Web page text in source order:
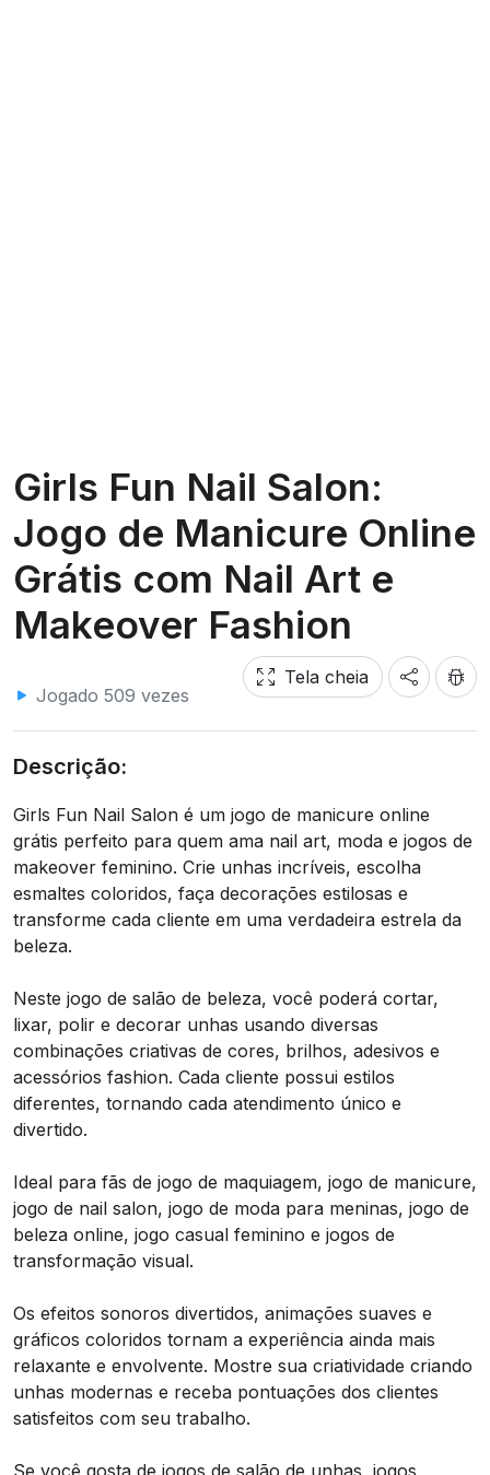
Girls Fun Nail Salon:
Jogo de Manicure Online
Grátis com Nail Art e
Makeover Fashion
Jogado 509 vezes
Tela cheia
Descrição:
Girls Fun Nail Salon é um jogo de manicure online
grátis perfeito para quem ama nail art, moda e jogos de
makeover feminino. Crie unhas incríveis, escolha
esmaltes coloridos, faça decorações estilosas e
transforme cada cliente em uma verdadeira estrela da
beleza.
Neste jogo de salão de beleza, você poderá cortar,
lixar, polir e decorar unhas usando diversas
combinações criativas de cores, brilhos, adesivos e
acessórios fashion. Cada cliente possui estilos
diferentes, tornando cada atendimento único e
divertido.
Ideal para fãs de jogo de maquiagem, jogo de manicure,
jogo de nail salon, jogo de moda para meninas, jogo de
beleza online, jogo casual feminino e jogos de
transformação visual.
Os efeitos sonoros divertidos, animações suaves e
gráficos coloridos tornam a experiência ainda mais
relaxante e envolvente. Mostre sua criatividade criando
unhas modernas e receba pontuações dos clientes
satisfeitos com seu trabalho.
Se você gosta de jogos de salão de unhas, jogos